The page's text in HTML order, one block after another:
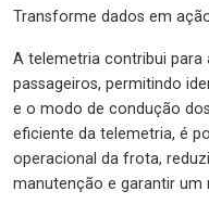
Transforme dados em
A telemetria contribui para
passageiros, permitindo
e o modo de condução
eficiente da telemetria, é
operacional da frota,
manutenção e garantir um